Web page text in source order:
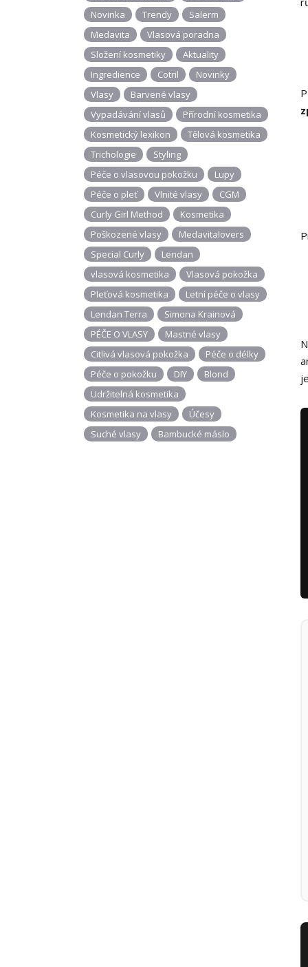
Novinka
Trendy
Salerm
Medavita
Vlasová poradna
Složení kosmetiky
Aktuality
Ingredience
Cotril
Novinky
Vlasy
Barvené vlasy
Vypadávání vlasů
Přírodní kosmetika
Kosmetický lexikon
Tělová kosmetika
Trichologie
Styling
Péče o vlasovou pokožku
Lupy
Péče o pleť
Vlnité vlasy
CGM
Curly Girl Method
Kosmetika
Poškozené vlasy
Medavitalovers
Special Curly
Lendan
vlasová kosmetika
Vlasová pokožka
Pleťová kosmetika
Letní péče o vlasy
Lendan Terra
Simona Krainová
PÉČE O VLASY
Mastné vlasy
Citlivá vlasová pokožka
Péče o délky
Péče o pokožku
DIY
Blond
Udržitelná kosmetika
Kosmetika na vlasy
Účesy
Suché vlasy
Bambucké máslo